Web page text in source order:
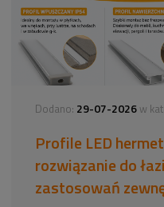
Dodano: 29-07-2026 w
Profile LED
rozwiązanie do
zastosowań